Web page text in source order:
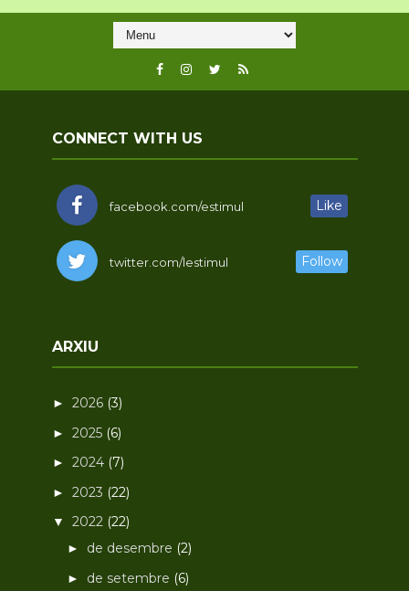
CONNECT WITH US
facebook.com/estimul Like
twitter.com/lestimul Follow
ARXIU
► 2026 (3)
► 2025 (6)
► 2024 (7)
► 2023 (22)
▼ 2022 (22)
► de desembre (2)
► de setembre (6)